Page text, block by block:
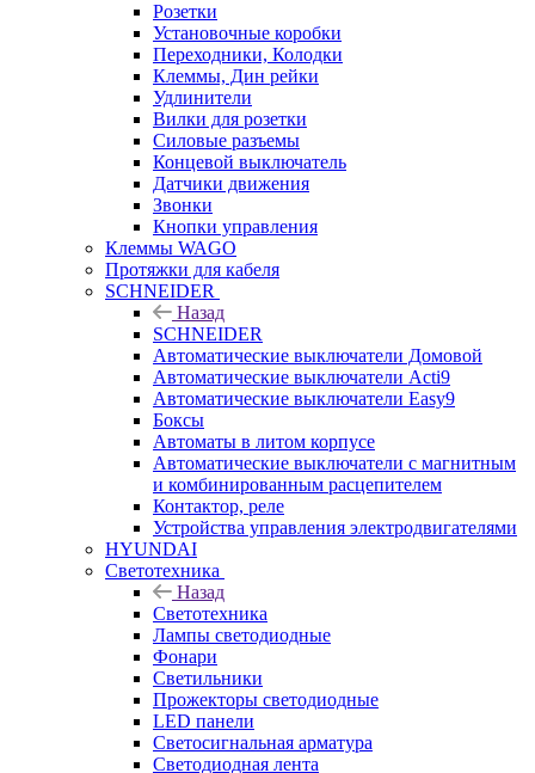
Розетки
Установочные коробки
Переходники, Колодки
Клеммы, Дин рейки
Удлинители
Вилки для розетки
Силовые разъемы
Концевой выключатель
Датчики движения
Звонки
Кнопки управления
Клеммы WAGO
Протяжки для кабеля
SCHNEIDER
Назад
SCHNEIDER
Автоматические выключатели Домовой
Автоматические выключатели Acti9
Автоматические выключатели Easy9
Боксы
Автоматы в литом корпусе
Автоматические выключатели с магнитным
и комбинированным расцепителем
Контактор, реле
Устройства управления электродвигателями
HYUNDAI
Светотехника
Назад
Светотехника
Лампы светодиодные
Фонари
Светильники
Прожекторы светодиодные
LED панели
Светосигнальная арматура
Светодиодная лента